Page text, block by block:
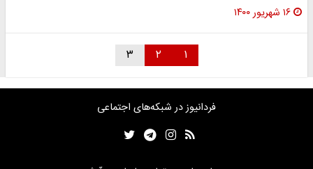
۱۶ شهریور ۱۴۰۰
۱ ۲ ۳
فردانیوز در شبکه‌های اجتماعی